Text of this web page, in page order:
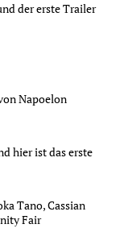
der erste Trailer
Napoelon
hier ist das erste
Tano, Cassian
Fair